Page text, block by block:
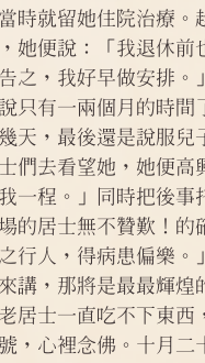
時就留她住院治療
她便說：「我退休
之，我好早做安排
只有一兩個月的時
天，最後還是說服兒
們去看望她，她便
一程。」同時把後
的居士無不贊歎！
行人，得病患偏樂
講，那將是最最輝煌
居士一直吃不下東
，心裡念佛。十月